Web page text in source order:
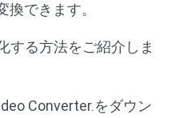
換できます。
する方法をご紹介しま
Converter.をダウン